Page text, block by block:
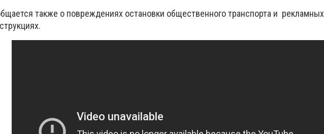
также о повреждениях остановки общественного транспорта и рекламных